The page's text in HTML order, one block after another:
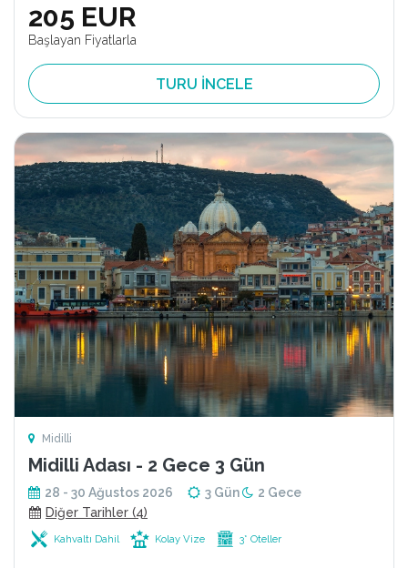
205 EUR
Başlayan Fiyatlarla
TURU İNCELE
Midilli
Midilli Adası - 2 Gece 3 Gün
28 - 30 Ağustos 2026 3 Gün
2 Gece
Diğer Tarihler (4)
Kahvaltı Dahil Kolay Vize 3* Oteller